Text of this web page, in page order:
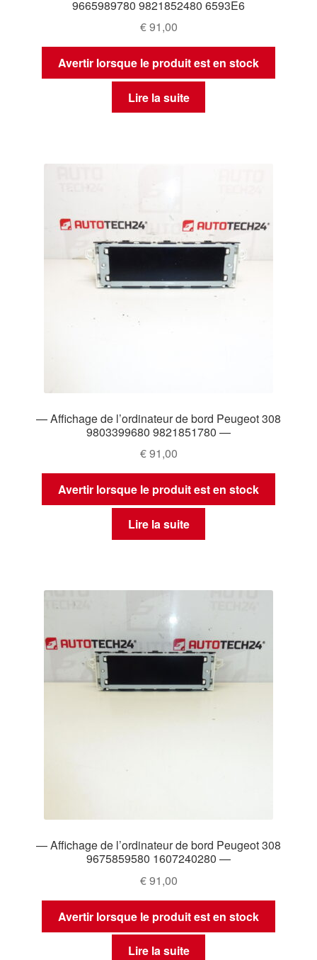
9665989780 9821852480 6593E6
€91,00
Avertir lorsque le produit est en stock
Lire la suite
— Affichage de l’ordinateur de bord Peugeot 308
9803399680 9821851780 —
€91,00
Avertir lorsque le produit est en stock
Lire la suite
— Affichage de l’ordinateur de bord Peugeot 308
9675859580 1607240280 —
€91,00
Avertir lorsque le produit est en stock
Lire la suite